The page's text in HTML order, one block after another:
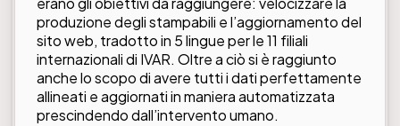
produzione degli stampabili e l’aggiornamento del
sito web, tradotto in 5 lingue per le 11 filiali
internazionali di IVAR. Oltre a ciò si è raggiunto
anche lo scopo di avere tutti i dati perfettamente
allineati e aggiornati in maniera automatizzata
prescindendo dall’intervento umano.